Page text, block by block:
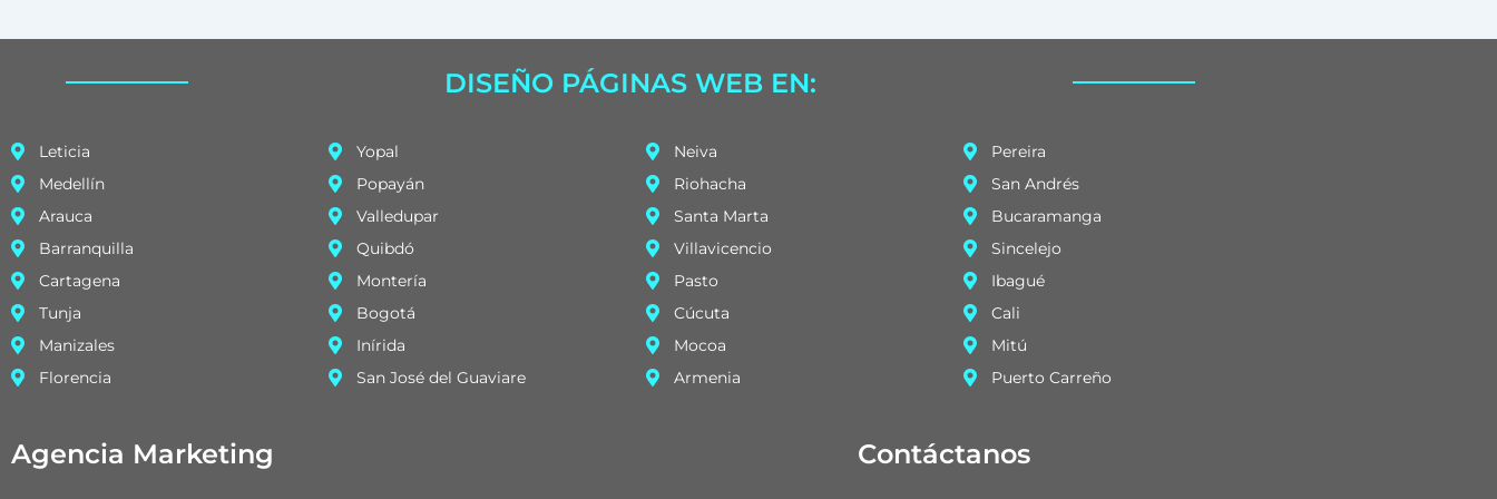
DISEÑO PÁGINAS WEB EN:
Leticia
Medellín
Arauca
Barranquilla
Cartagena
Tunja
Manizales
Florencia
Yopal
Popayán
Valledupar
Quibdó
Montería
Bogotá
Inírida
San José del Guaviare
Neiva
Riohacha
Santa Marta
Villavicencio
Pasto
Cúcuta
Mocoa
Armenia
Pereira
San Andrés
Bucaramanga
Sincelejo
Ibagué
Cali
Mitú
Puerto Carreño
Agencia Marketing Contáctanos